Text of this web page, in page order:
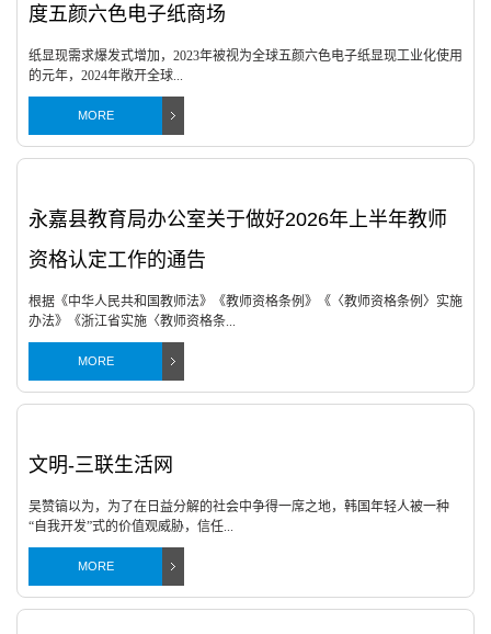
度五颜六色电子纸商场
纸显现需求爆发式增加，2023年被视为全球五颜六色电子纸显现工业化使用
的元年，2024年敞开全球...
MORE
永嘉县教育局办公室关于做好2026年上半年教师
资格认定工作的通告
根据《中华人民共和国教师法》《教师资格条例》《〈教师资格条例〉实施
办法》《浙江省实施〈教师资格条...
MORE
文明-三联生活网
吴赞镐以为，为了在日益分解的社会中争得一席之地，韩国年轻人被一种
“自我开发”式的价值观威胁，信任...
MORE